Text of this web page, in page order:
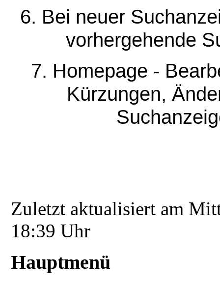
6. Bei neuer
vorhergehende
7. Homepage -
Kürzungen,
Zuletzt aktualisiert am
18:39 Uhr
Hauptmenü